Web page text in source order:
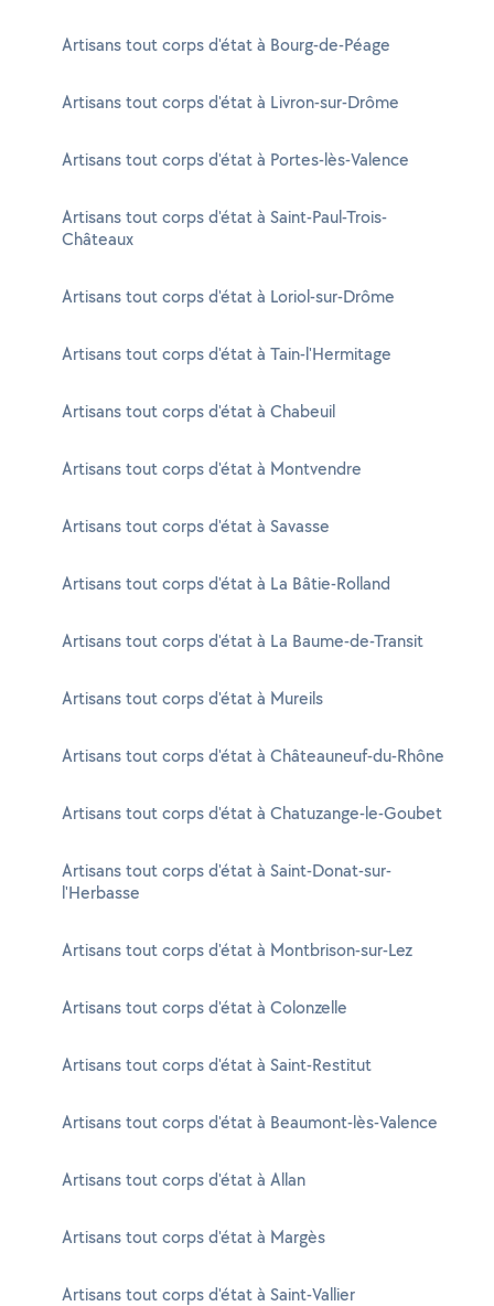
Artisans tout corps d'état à Bourg-de-Péage
Artisans tout corps d'état à Livron-sur-Drôme
Artisans tout corps d'état à Portes-lès-Valence
Artisans tout corps d'état à Saint-Paul-Trois-
Châteaux
Artisans tout corps d'état à Loriol-sur-Drôme
Artisans tout corps d'état à Tain-l'Hermitage
Artisans tout corps d'état à Chabeuil
Artisans tout corps d'état à Montvendre
Artisans tout corps d'état à Savasse
Artisans tout corps d'état à La Bâtie-Rolland
Artisans tout corps d'état à La Baume-de-Transit
Artisans tout corps d'état à Mureils
Artisans tout corps d'état à Châteauneuf-du-Rhône
Artisans tout corps d'état à Chatuzange-le-Goubet
Artisans tout corps d'état à Saint-Donat-sur-
l'Herbasse
Artisans tout corps d'état à Montbrison-sur-Lez
Artisans tout corps d'état à Colonzelle
Artisans tout corps d'état à Saint-Restitut
Artisans tout corps d'état à Beaumont-lès-Valence
Artisans tout corps d'état à Allan
Artisans tout corps d'état à Margès
Artisans tout corps d'état à Saint-Vallier